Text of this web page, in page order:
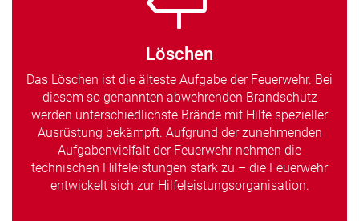
Löschen
Das Löschen ist die älteste Aufgabe der Feuerwehr. Bei
diesem so genannten abwehrenden Brandschutz
werden unterschiedlichste Brände mit Hilfe spezieller
Ausrüstung bekämpft. Aufgrund der zunehmenden
Aufgabenvielfalt der Feuerwehr nehmen die
technischen Hilfeleistungen stark zu – die Feuerwehr
entwickelt sich zur Hilfeleistungsorganisation.